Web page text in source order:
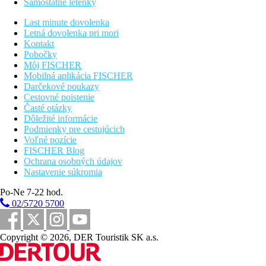
Zvláštnosti
Len pre dospelých.
Internet
Zadarmo:Wifi v rámci celého hotela.
Web
https://seasonshotel.com.cy
Oficiálna kategória
3 hviezdičky
Vzdialenosti
Bary/krčmičky
0 m
Centrum mesta
3 km
Vzdálenosť k aquaparku
Last minute dovolenka
Letná dovolenka pri mori
Kontakt
Pobočky
Môj FISCHER
Mobilná aplikácia FISCHER
Darčekové poukazy
Cestovné poistenie
Časté otázky
Dôležité informácie
Podmienky pre cestujúcich
Voľné pozície
FISCHER Blog
Ochrana osobných údajov
Nastavenie súkromia
Po-Ne 7-22 hod.
02/5720 5700
Copyright © 2026, DER Touristik SK a.s.